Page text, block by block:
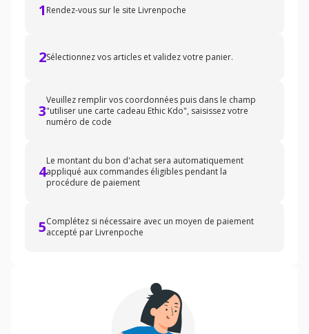
1 Rendez-vous sur le site Livrenpoche
2Sélectionnez vos articles et validez votre panier.
3
Veuillez remplir vos coordonnées puis dans le champ
"utiliser une carte cadeau Ethic Kdo", saisissez votre
numéro de code
4
Le montant du bon d'achat sera automatiquement
appliqué aux commandes éligibles pendant la
procédure de paiement
5Complétez si nécessaire avec un moyen de paiement
accepté par Livrenpoche